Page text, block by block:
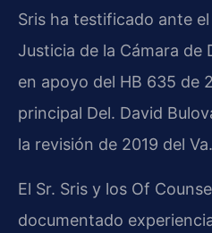
Sris ha testificado ante
Justicia de la Cámara de
en apoyo del HB 635 de
principal Del. David
la revisión de 2019 del
El Sr. Sris y los Of
documentado